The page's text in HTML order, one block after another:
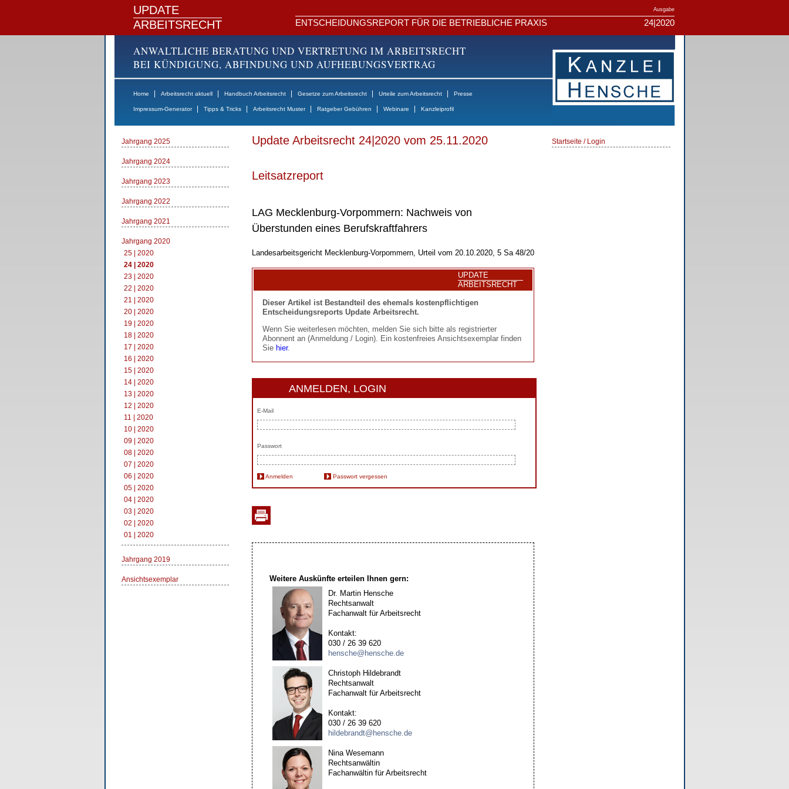
UPDATE
ARBEITSRECHT
Ausgabe
ENTSCHEIDUNGSREPORT FÜR DIE BETRIEBLICHE PRAXIS 24|2020
ANWALTLICHE BERATUNG UND VERTRETUNG IM ARBEITSRECHT
BEI KÜNDIGUNG, ABFINDUNG UND AUFHEBUNGSVERTRAG
Home Arbeitsrecht aktuell Handbuch Arbeitsrecht Gesetze zum Arbeitsrecht Urteile zum Arbeitsrecht Presse
Impressum-Generator Tipps & Tricks Arbeitsrecht Muster Ratgeber Gebühren Webinare Kanzleiprofil
Jahrgang 2025
Jahrgang 2024
Jahrgang 2023
Jahrgang 2022
Jahrgang 2021
Jahrgang 2020
25 | 2020
24 | 2020
23 | 2020
22 | 2020
21 | 2020
20 | 2020
19 | 2020
18 | 2020
17 | 2020
16 | 2020
15 | 2020
14 | 2020
13 | 2020
12 | 2020
11 | 2020
10 | 2020
09 | 2020
08 | 2020
07 | 2020
06 | 2020
05 | 2020
04 | 2020
03 | 2020
02 | 2020
01 | 2020
Jahrgang 2019
Ansichtsexemplar
Update Arbeitsrecht 24|2020 vom 25.11.2020
Leitsatzreport
LAG Mecklenburg-Vorpommern: Nachweis von
Überstunden eines Berufskraftfahrers
Landesarbeitsgericht Mecklenburg-Vorpommern, Urteil vom 20.10.2020, 5 Sa 48/20
UPDATE
ARBEITSRECHT
Dieser Artikel ist Bestandteil des ehemals kostenpflichtigen
Entscheidungsreports Update Arbeitsrecht.
Wenn Sie weiterlesen möchten, melden Sie sich bitte als registrierter
Abonnent an (Anmeldung / Login). Ein kostenfreies Ansichtsexemplar finden
Sie hier.
ANMELDEN, LOGIN
E-Mail
Passwort
Anmelden Passwort vergessen
Weitere Auskünfte erteilen Ihnen gern:
Dr. Martin Hensche
Rechtsanwalt
Fachanwalt für Arbeitsrecht
Kontakt:
030 / 26 39 620
hensche@hensche.de
Christoph Hildebrandt
Rechtsanwalt
Fachanwalt für Arbeitsrecht
Kontakt:
030 / 26 39 620
hildebrandt@hensche.de
Nina Wesemann
Rechtsanwältin
Fachanwältin für Arbeitsrecht
Startseite / Login